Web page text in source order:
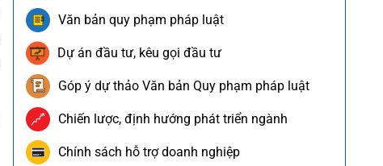
Văn bản quy phạm pháp luật
Dự án đầu tư, kêu gọi đầu tư
Góp ý dự thảo Văn bản Quy phạm pháp luật
Chiến lược, định hướng phát triển ngành
Chính sách hỗ trợ doanh nghiệp